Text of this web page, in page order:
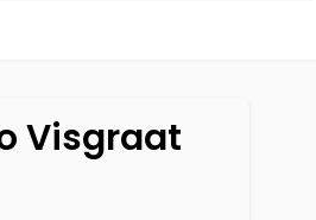
Vliesbehang
Visgraat